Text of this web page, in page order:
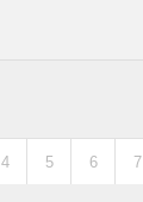
4 5 6 7